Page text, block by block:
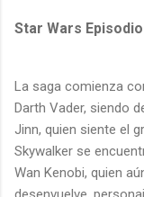
Star Wars
La saga comienza
Darth Vader, siendo
Jinn, quien siente el
Skywalker se
Wan Kenobi, quien